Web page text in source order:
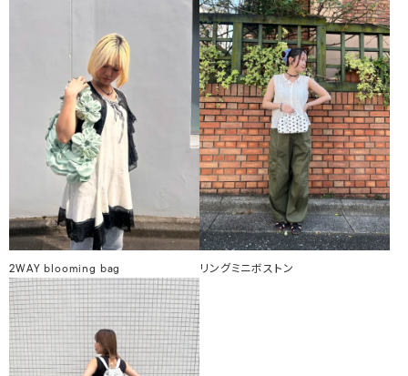
2WAY blooming bag リングミニボストン